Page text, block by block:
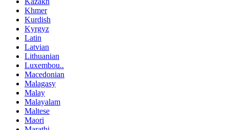
Khmer
Kurdish
Kyrgyz
Latin
Latvian
Lithuanian
Luxembou..
Macedonian
Malagasy
Malay
Malayalam
Maltese
Maori